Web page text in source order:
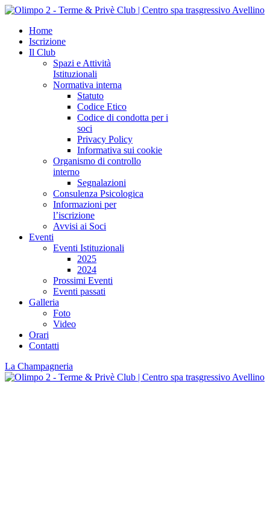
Home
Iscrizione
Il Club
Spazi e Attività
Istituzionali
Normativa interna
Statuto
Codice Etico
Codice di condotta per i
soci
Privacy Policy
Informativa sui cookie
Organismo di controllo
interno
Segnalazioni
Consulenza Psicologica
Informazioni per
l’iscrizione
Avvisi ai Soci
Eventi
Eventi Istituzionali
2025
2024
Prossimi Eventi
Eventi passati
Galleria
Foto
Video
Orari
Contatti
La Champagneria